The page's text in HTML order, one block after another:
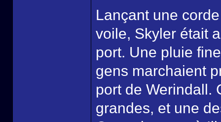
Lançant une
voile, Skyler était
port. Une pluie
gens marchaient
port de Werindall.
grandes, et une